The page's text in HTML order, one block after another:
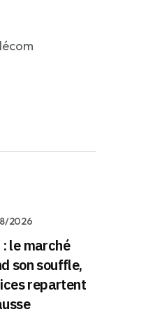
2026
: le marché
son souffle,
repartent